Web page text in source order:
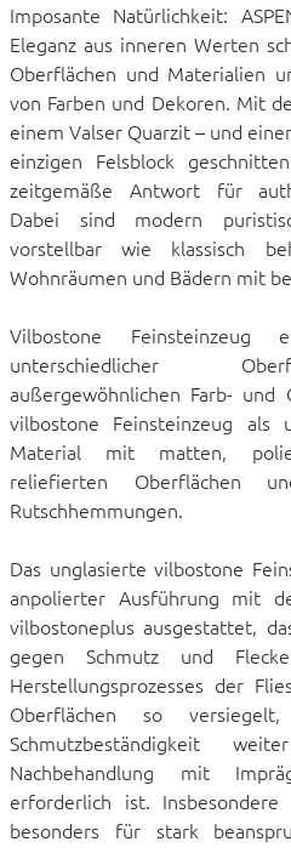
Imposante Natürlichkeit:
Eleganz aus inneren Werten
Oberflächen und Materialien
von Farben und Dekoren. Mit
einem Valser Quarzit – und
einzigen Felsblock
zeitgemäße Antwort für
Dabei sind modern
vorstellbar wie klassisch
Wohnräumen und Bädern mit
Vilbostone Feinsteinzeug
unterschiedlicher
außergewöhnlichen Farb-
vilbostone Feinsteinzeug als
Material mit matten,
reliefierten Oberflächen
Rutschhemmungen.
Das unglasierte vilbostone
anpolierter Ausführung mit
vilbostoneplus ausgestattet,
gegen Schmutz und
Herstellungsprozesses der
Oberflächen so
Schmutzbeständigkeit
Nachbehandlung mit
erforderlich ist.
besonders für stark